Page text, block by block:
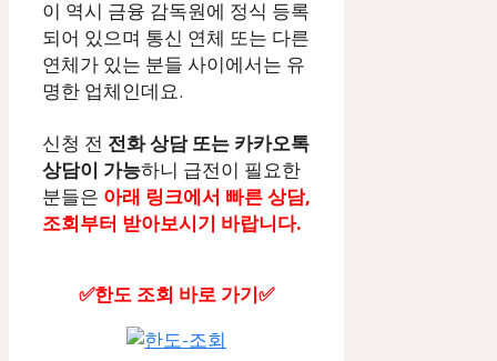
이 역시 금융 감독원에 정식 등록
되어 있으며 통신 연체 또는 다른
연체가 있는 분들 사이에서는 유
명한 업체인데요.
신청 전 전화 상담 또는 카카오톡
상담이 가능하니 급전이 필요한
분들은 아래 링크에서 빠른 상담,
조회부터 받아보시기 바랍니다.
✅한도 조회 바로 가기✅